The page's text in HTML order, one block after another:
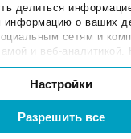
делиться
о ваших
сетям и
и веб-аналитикой.
эти сведения с
данными, которые
сервисов.
Настройки
Разрешить все